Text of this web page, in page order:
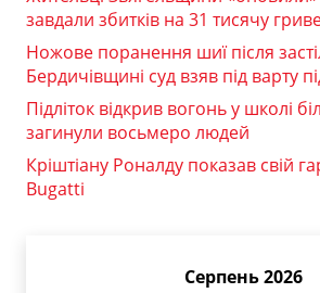
завдали збитків на 31 тисячу
Ножове поранення шиї після
Бердичівщині суд взяв під варту
Підліток відкрив вогонь у школі
загинули восьмеро людей
Кріштіану Роналду показав свій
Bugatti
Серпень 2026